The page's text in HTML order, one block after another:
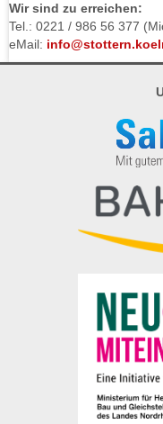
Wir sind zu erreichen:
Tel.: 0221 / 986 56 377
eMail: